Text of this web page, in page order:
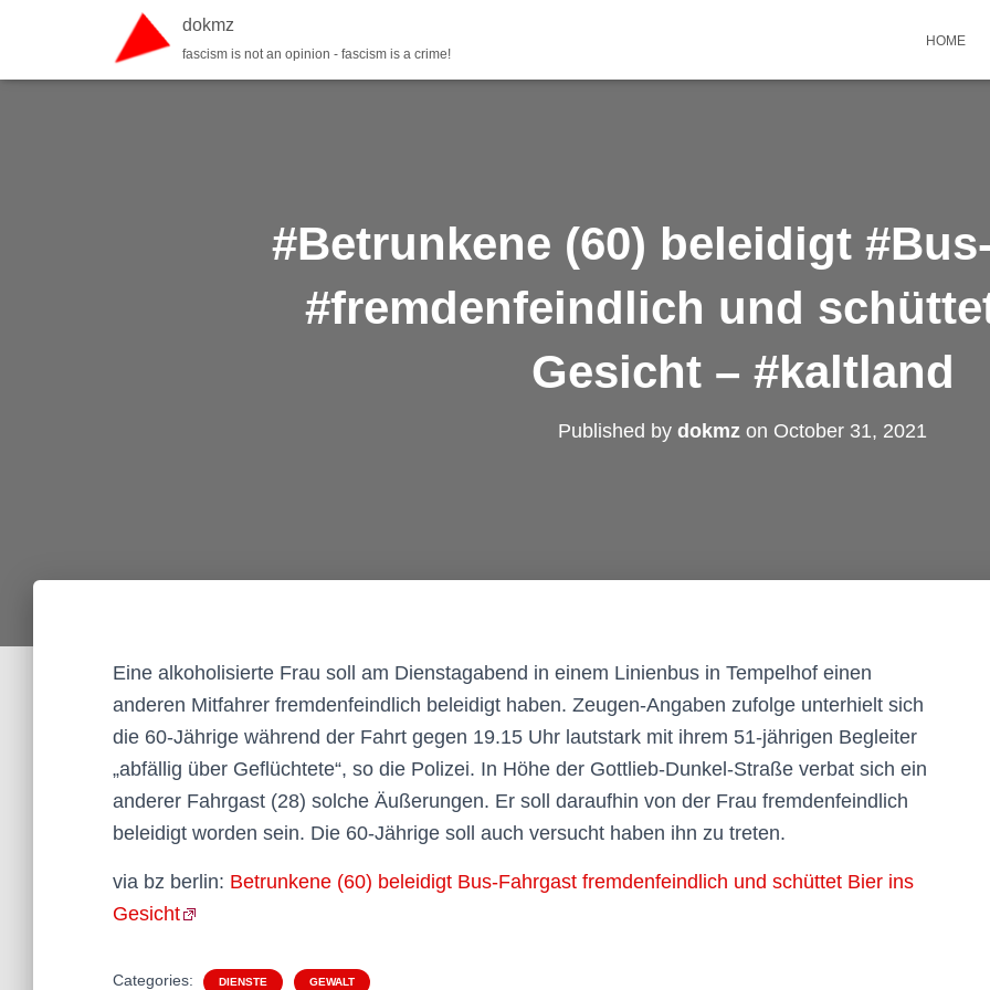
dokmz
fascism is not an opinion - fascism is a crime!
HOME
#Betrunkene (60) beleidigt
#fremdenfeindlich und
Gesicht – #kaltland
Published by dokmz on October 31, 2021
Eine alkoholisierte Frau soll am Dienstagabend in einem Linienbus in Tempelhof einen
anderen Mitfahrer fremdenfeindlich beleidigt haben. Zeugen-Angaben zufolge unterhielt sich
die 60-Jährige während der Fahrt gegen 19.15 Uhr lautstark mit ihrem 51-jährigen Begleiter
„abfällig über Geflüchtete“, so die Polizei. In Höhe der Gottlieb-Dunkel-Straße verbat sich ein
anderer Fahrgast (28) solche Äußerungen. Er soll daraufhin von der Frau fremdenfeindlich
beleidigt worden sein. Die 60-Jährige soll auch versucht haben ihn zu treten.
via bz berlin: Betrunkene (60) beleidigt Bus-Fahrgast fremdenfeindlich und schüttet Bier ins
Gesicht
Categories: DIENSTE GEWALT